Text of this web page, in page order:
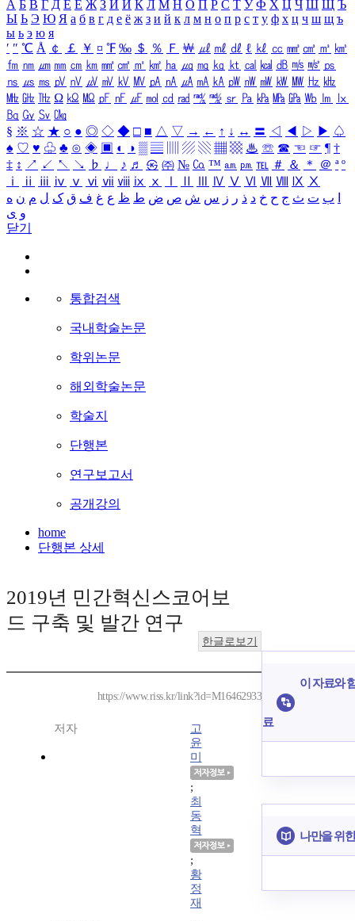
А Б В Г Д Е Ё Ж З И Й К Л М Н О П Р С Т У Ф Х Ц Ч Ш Щ Ъ
Ы Ь Э Ю Я а б в г д е ё ж з и й к л м н о п р с т у ф х ц ч ш щ ъ
ы ь э ю я
′ ″ ℃ Å ￠ ￡ ￥ ¤ ℉ ‰ ＄ ％ Ｆ ￦ ㎕ ㎖ ㎗ ℓ ㎘ ㏄ ㎣ ㎤ ㎥ ㎦
㎙ ㎚ ㎛ ㎜ ㎝ ㎞ ㎟ ㎠ ㎡ ㎢ ㏊ ㎍ ㎎ ㎏ ㏏ ㎈ ㎉ ㏈ ㎧ ㎨ ㎰
㎱ ㎲ ㎳ ㎴ ㎵ ㎶ ㎷ ㎸ ㎹ ㎀ ㎁ ㎂ ㎃ ㎄ ㎺ ㎻ ㎽ ㎾ ㎿ ㎐ ㎑
㎒ ㎓ ㎔ Ω ㏀ ㏁ ㎊ ㎋ ㎌ ㏖ ㏅ ㎭ ㎮ ㎯ ㏛ ㎩ ㎪ ㎫ ㎬ ㏝ ㏐
㏓
㏃ ㏉ ㏜ ㏆
§ ※ ☆ ★ ○ ● ◎ ◇ ◆ □ ■ △ ▽ → ← ↑ ↓ ↔ 〓 ◁ ◀ ▷ ▶ ♤
♠ ♡ ♥ ♧ ♣ ⊙ ◈ ▣ ◐ ◑ ▒ ▤ ▨ ▧ ▦ ▩ ♨ ☏ ☎ ☜ ☞ ¶ †
‡ ↕ ↗ ↙ ↖ ↘ ♭ ♩ ♪ ♬ ㉿ ㈜ № ㏇ ™ ㏂ ㏘ ℡ ＃ ＆ ＊ ＠ ª º
ⅰ
ⅱ ⅲ ⅳ ⅴ ⅵ ⅶ ⅷ ⅸ ⅹ Ⅳ Ⅴ Ⅵ Ⅶ Ⅷ Ⅸ Ⅹ
ب ت ث ج ح خ د ذ ر ز س ش ص ض ط ظ ع غ ف ق ک ل م ن ه
و ی
닫기
통합검색
국내학술논문
학위논문
해외학술논문
학술지
단행본
연구보고서
공개강의
home
단행본 상세
2019년 민간혁신스코어보
드 구축 및 발간 연구
한글로보기
https://www.riss.kr/link?id=M16462933
저자
고
윤
미
;
최
동
혁
;
황
정
재
이 자료와
료
나만을 위